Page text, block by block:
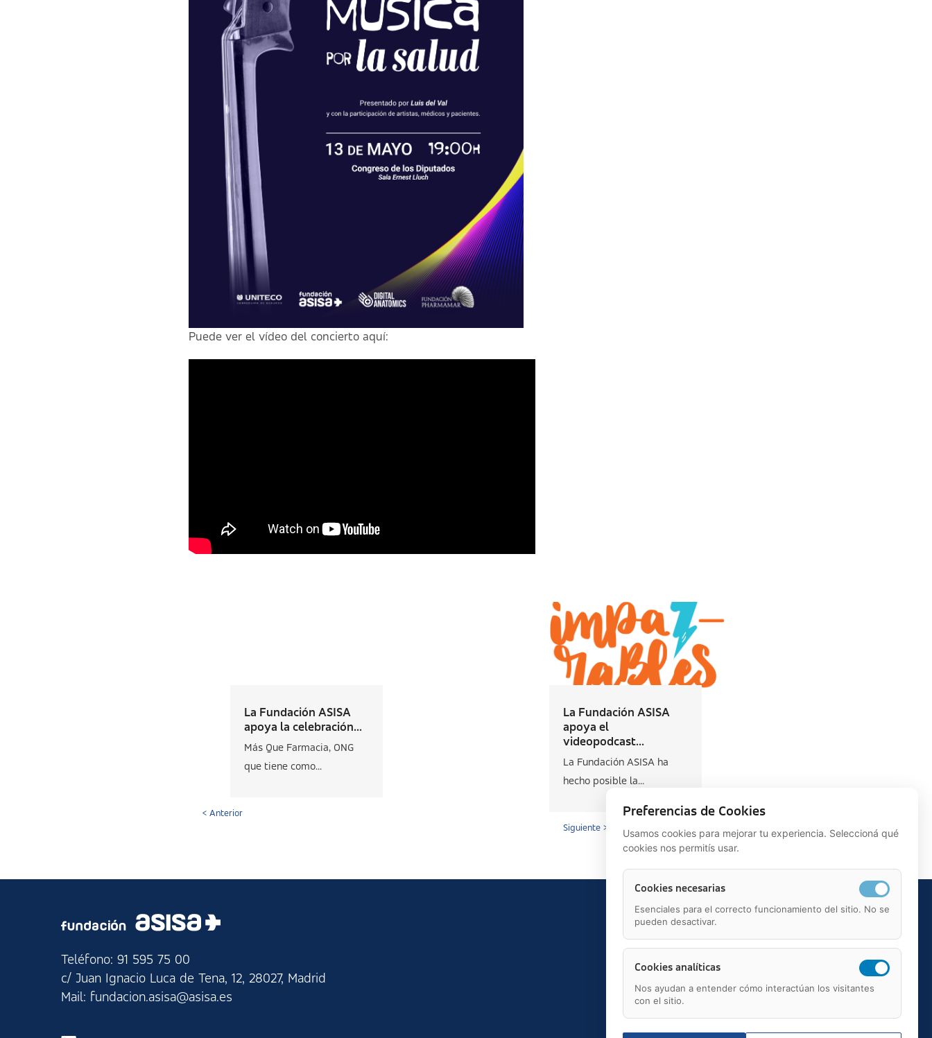
Puede ver el vídeo del concierto aquí:
La Fundación ASISA
apoya la celebración...
Más Que Farmacia, ONG
que tiene como...
< Anterior
La Fundación ASISA
apoya el
videopodcast...
La Fundación ASISA ha
hecho posible la...
Siguiente >
Teléfono: 91 595 75 00
c/ Juan Ignacio Luca de Tena, 12, 28027, Madrid
Mail: fundacion.asisa@asisa.es
Preferencias de Cookies
Usamos cookies para mejorar tu experiencia. Seleccioná qué
cookies nos permitís usar.
Cookies necesarias
Esenciales para el correcto funcionamiento del sitio. No se
pueden desactivar.
Cookies analíticas
Nos ayudan a entender cómo interactúan los visitantes
con el sitio.